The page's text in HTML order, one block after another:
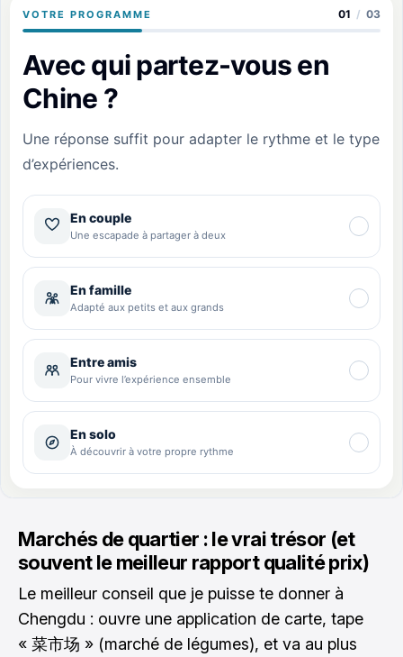
Marchés de quartier : le vrai trésor (et
souvent le meilleur rapport qualité prix)
Le meilleur conseil que je puisse te donner à
Chengdu : ouvre une application de carte, tape
« 菜市场 » (marché de légumes), et va au plus